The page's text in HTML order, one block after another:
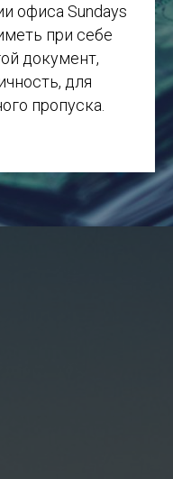
офиса Sundays
при себе
документ,
для
пропуска.